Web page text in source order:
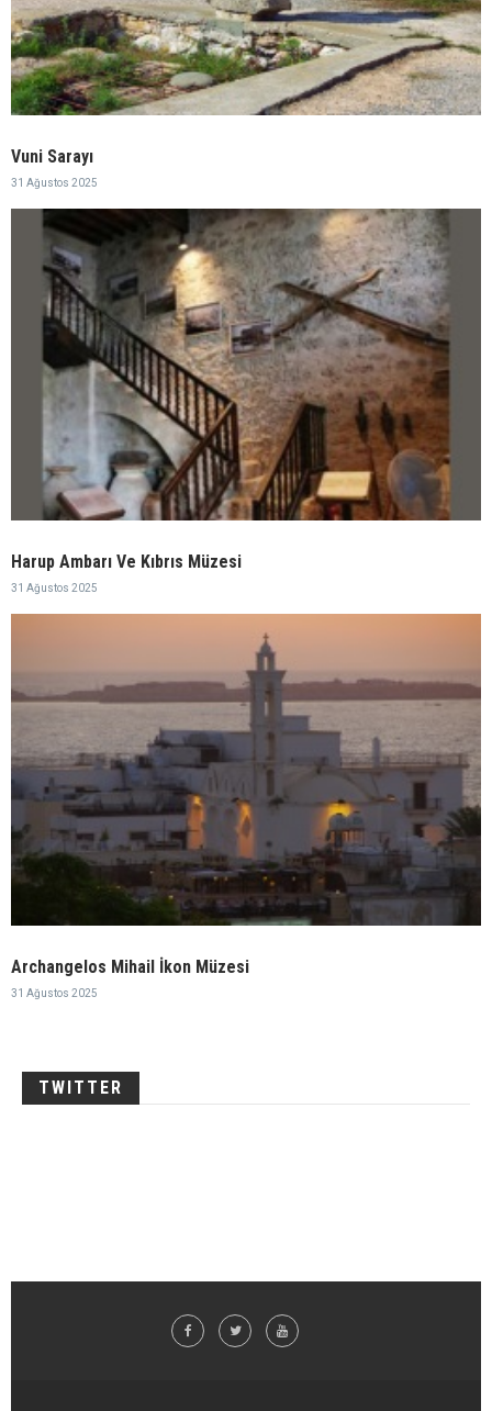
Vuni Sarayı
31 Ağustos 2025
Harup Ambarı Ve Kıbrıs Müzesi
31 Ağustos 2025
Archangelos Mihail İkon Müzesi
31 Ağustos 2025
TWITTER